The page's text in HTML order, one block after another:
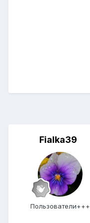
Fialka39
Пользователи+++